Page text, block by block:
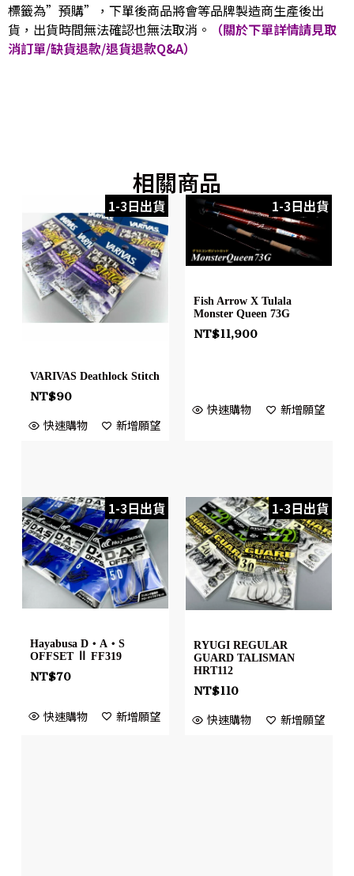
標籤為”預購”，下單後商品將會等品牌製造商生產後出
貨，出貨時間無法確認也無法取消。
（關於下單詳情請見取
消訂單/缺貨退款/退貨退款Q&A）
相關商品
1-3日出貨
VARIVAS Deathlock Stitch
NT$90
快速購物 新增願望
1-3日出貨
Fish Arrow X Tulala
Monster Queen 73G
NT$11,900
快速購物 新增願望
1-3日出貨
Hayabusa D・A・S
OFFSET Ⅱ FF319
NT$70
快速購物 新增願望
1-3日出貨
RYUGI REGULAR
GUARD TALISMAN
HRT112
NT$110
快速購物 新增願望